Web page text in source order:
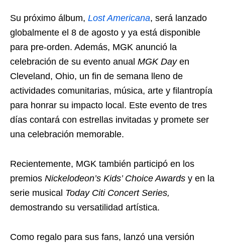
Su próximo álbum, Lost Americana, será lanzado
globalmente el 8 de agosto y ya está disponible
para pre-orden. Además, MGK anunció la
celebración de su evento anual MGK Day en
Cleveland, Ohio, un fin de semana lleno de
actividades comunitarias, música, arte y filantropía
para honrar su impacto local. Este evento de tres
días contará con estrellas invitadas y promete ser
una celebración memorable.
Recientemente, MGK también participó en los
premios Nickelodeon’s Kids’ Choice Awards y en la
serie musical Today Citi Concert Series,
demostrando su versatilidad artística.
Como regalo para sus fans, lanzó una versión